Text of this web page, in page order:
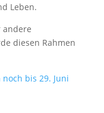
Leben.
andere
diesen Rahmen
bis 29. Juni